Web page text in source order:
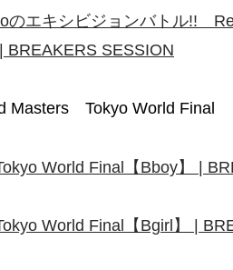
のエキシビジョンバトル!!
BREAKERS SESSION
Masters Tokyo World Final
World Final【Bboy】 |
World Final【Bgirl】 |